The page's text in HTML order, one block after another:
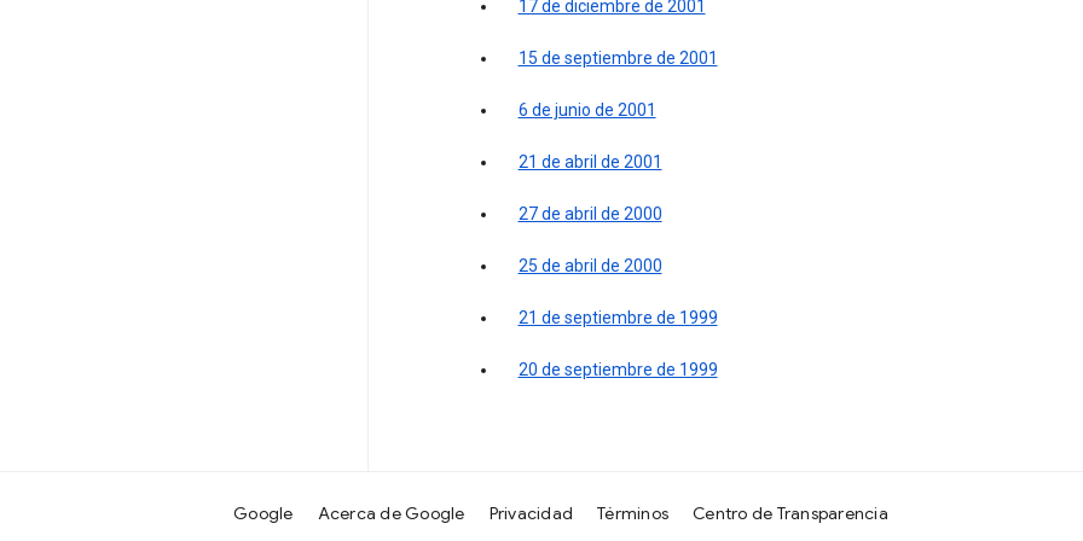
17 de diciembre de 2001
15 de septiembre de 2001
6 de junio de 2001
21 de abril de 2001
27 de abril de 2000
25 de abril de 2000
21 de septiembre de 1999
20 de septiembre de 1999
Google Acerca de Google Privacidad Términos Centro de Transparencia